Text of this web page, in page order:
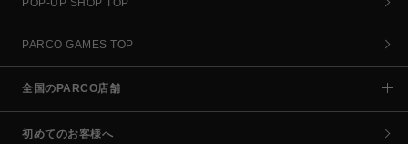
POP-UP SHOP TOP
PARCO GAMES TOP
全国のPARCO店舗
初めてのお客様へ